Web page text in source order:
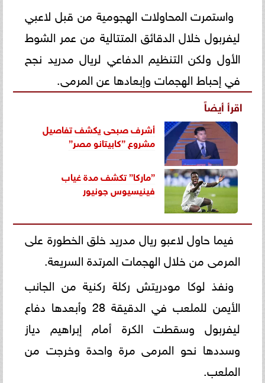
واستمرت المحاولات الهجومية من قبل لاعبي
ليفربول خلال الدقائق المتتالية من عمر الشوط
الأول ولكن التنظيم الدفاعي لريال مدريد نجح
في إحباط الهجمات وإبعادها عن المرمى.
اقرأ أيضاً
أشرف صبحى يكشف تفاصيل
مشروع ”كابيتانو مصر”
”ماركا” تكشف مدة غياب
فينيسيوس جونيور
فيما حاول لاعبو ريال مدريد خلق الخطورة على
المرمى من خلال الهجمات المرتدة السريعة.
ونفذ لوكا مودريتش ركلة ركنية من الجانب
الأيمن للملعب في الدقيقة 28 وأبعدها دفاع
ليفربول وسقطت الكرة أمام إبراهيم دياز
وسددها نحو المرمى مرة واحدة وخرجت من
الملعب.